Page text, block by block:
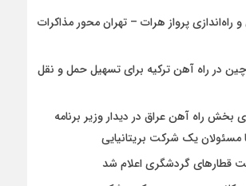
راه‌اندازی پرواز هرات – تهران محور مذاکرات
در راه آهن ترکیه برای تسهیل حمل و نقل
راه آهن عراق در دیدار وزیر برنامه
مسئولان یک شرکت بریتانیایی
قطارهای گردشگری اعلام شد